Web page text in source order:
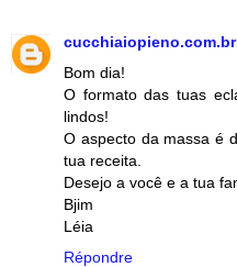
cucchiaiopieno.com.br
Bom dia!
O formato das tuas
lindos!
O aspecto da massa é
tua receita.
Desejo a você e a tua
Bjim
Léia
Répondre